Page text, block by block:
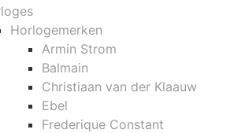
Horlogemerken
Armin Strom
Balmain
Christiaan van der Klaauw
Ebel
Frederique Constant